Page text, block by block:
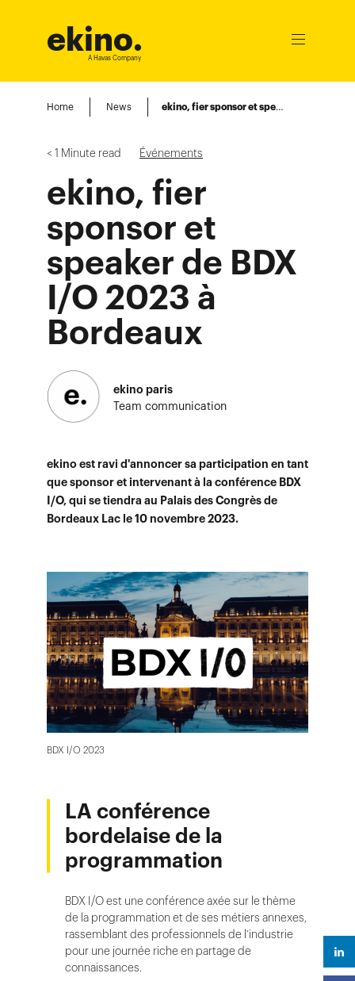
ekino.
A Havas Company
Ouvrir
Home News ekino, fier sponsor et speaker de BDX I/O 2023 à Bordeaux
< 1 Minute read Événements
ekino, fier
sponsor et
speaker de BDX
I/O 2023 à
Bordeaux
ekino est ravi d'annoncer sa participation en tant
que sponsor et intervenant à la conférence BDX
I/O, qui se tiendra au Palais des Congrès de
Bordeaux Lac le 10 novembre 2023.
ekino paris
Team communication
BDX I/O 2023
LA conférence
bordelaise de la
programmation
BDX I/O est une conférence axée sur le thème
de la programmation et de ses métiers annexes,
rassemblant des professionnels de l’industrie
pour une journée riche en partage de
connaissances.